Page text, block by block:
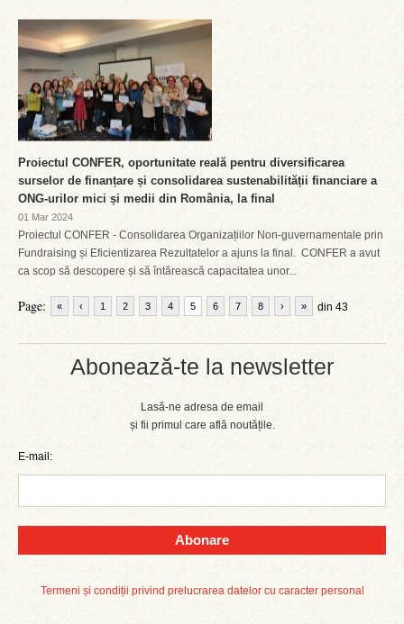
Abonează-te la newsletter
Lasă-ne adresa de email
și fii primul care află noutățile.
E-mail:
Abonare
Termeni și condiții privind prelucrarea datelor cu caracter personal
Proiectul CONFER, oportunitate reală pentru diversificarea
surselor de finanțare și consolidarea sustenabilității financiare a
ONG-urilor mici și medii din România, la final
01 Mar 2024
Proiectul CONFER - Consolidarea Organizațiilor Non-guvernamentale prin
Fundraising și Eficientizarea Rezultatelor a ajuns la final. CONFER a avut
ca scop să descopere și să întărească capacitatea unor...
Page: « ‹ 1 2 3 4 5 6 7 8 din 43
› »